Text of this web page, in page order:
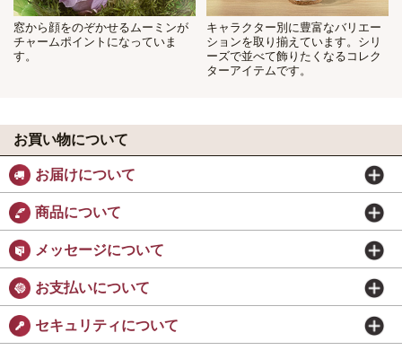
窓から顔をのぞかせるムーミンが
チャームポイントになっていま
す。
キャラクター別に豊富なバリエー
ションを取り揃えています。シリ
ーズで並べて飾りたくなるコレク
ターアイテムです。
お買い物について
お届けについて
商品について
メッセージについて
お支払いについて
セキュリティについて